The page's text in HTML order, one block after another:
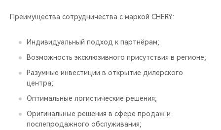
Преимущества сотрудничества с маркой CHERY:
Индивидуальный подход к партнёрам;
Возможность эксклюзивного присутствия в регионе;
Разумные инвестиции в открытие дилерского
центра;
Оптимальные логистические решения;
Оригинальные решения в сфере продаж и
послепродажного обслуживания;